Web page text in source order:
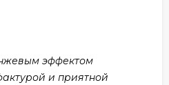
эффектом
и приятной